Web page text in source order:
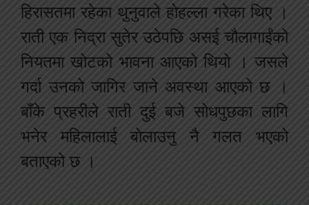
हिरासतमा रहेका थुनुवाले होहल्ला गरेका थिए ।
राती एक निद्रा सुतेर उठेपछि असई चौलागाईंको
नियतमा खोटको भावना आएको थियो । जसले
गर्दा उनको जागिर जाने अवस्था आएको छ ।
बाँके प्रहरीले राती दुई बजे सोधपुछका लागि
भनेर महिलालाई बोलाउनु नै गलत भएको
बताएको छ ।